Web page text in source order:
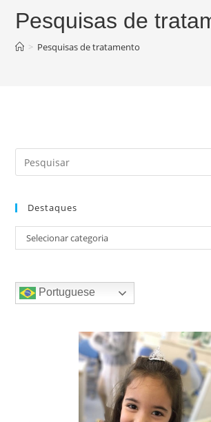
Pesquisas de
> Pesquisas de tratamento
Destaques
Destaques
Selecionar categoria
Portuguese